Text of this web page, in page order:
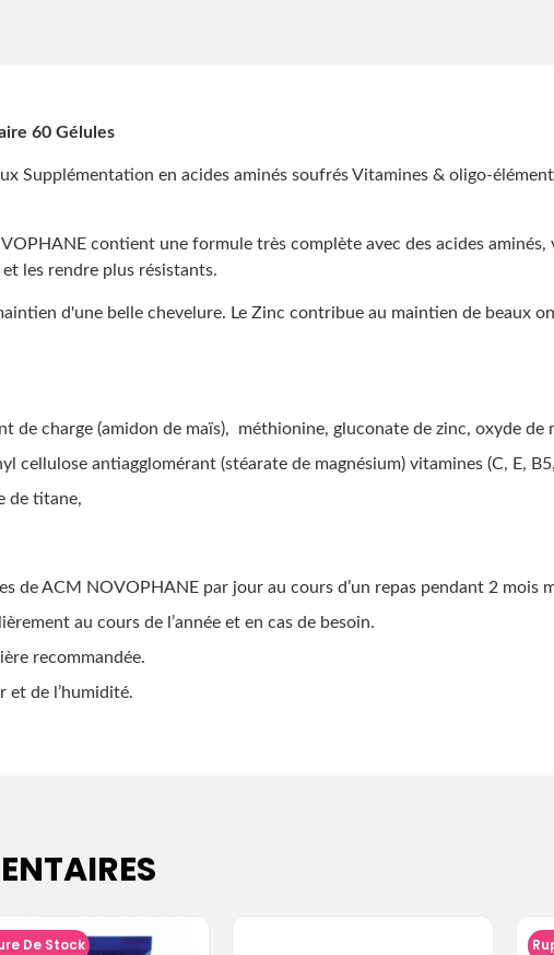
60 Gélules
Supplémentation en acides aminés soufrés Vitamines & oligo-
contient une formule très complète avec des acides
les rendre plus résistants.
d'une belle chevelure. Le Zinc contribue au maintien de beaux
de charge (amidon de maïs), méthionine, gluconate de zinc, oxyde de
cellulose antiagglomérant (stéarate de magnésium) vitamines (C, E,
de titane,
de ACM NOVOPHANE par jour au cours d’un repas pendant 2 mois
au cours de l’année et en cas de besoin.
recommandée.
et de l’humidité.
De Stock